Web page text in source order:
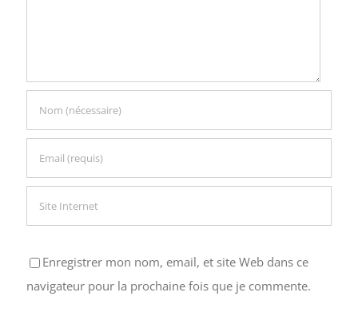
Enregistrer mon nom, email, et site Web dans ce
navigateur pour la prochaine fois que je commente.